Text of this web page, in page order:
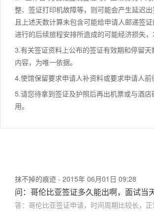
整、签证打印机故障等，则可能会产生延迟
且上述天数计算未包含可能给申请人邮递签
进行的后续旅程安排所造成的可能经济损失
3.有关签证资料上公布的签证有效期和停留
内容，为唯一依据。
4.使馆保留要求申请人补资料或要求申请人前
5.请您待拿到签证及护照后再出机票或与酒
用。
抹不掉的痕迹 - 2015年 06月01日 09:28
问：哥伦比亚签证多久能出啊，面试当